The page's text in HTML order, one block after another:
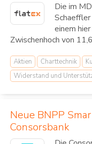
Die im
einem
Zwischenhoch von
Aktien Charttechnik
Widerstand und
Neue BNPP
Consorsbank